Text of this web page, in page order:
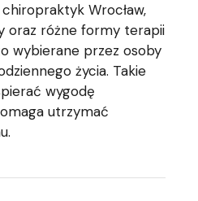
Wrocław,
oraz różne formy terapii
wybierane przez osoby
życia. Takie
wygodę
utrzymać